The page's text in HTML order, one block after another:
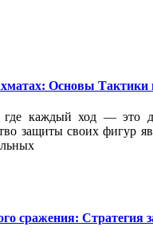
Основы Тактики
каждый ход — это
защиты своих фигур
сражения: Стратегия